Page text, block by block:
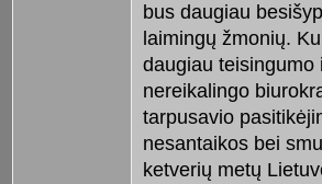
bus daugiau
laimingų žmonių.
daugiau teisingumo
nereikalingo
tarpusavio
nesantaikos bei
ketverių metų